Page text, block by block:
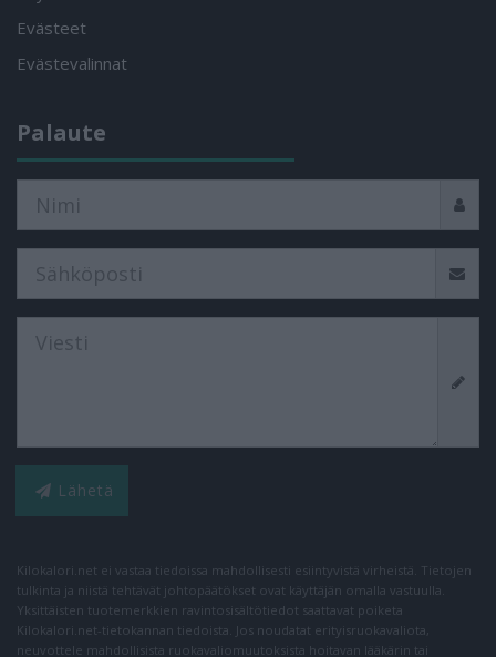
Evästeet
Evästevalinnat
Palaute
Lähetä
Kilokalori.net ei vastaa tiedoissa mahdollisesti esiintyvistä virheistä. Tietojen
tulkinta ja niistä tehtävät johtopäätökset ovat käyttäjän omalla vastuulla.
Yksittäisten tuotemerkkien ravintosisältötiedot saattavat poiketa
Kilokalori.net-tietokannan tiedoista. Jos noudatat erityisruokavaliota,
neuvottele mahdollisista ruokavaliomuutoksista hoitavan lääkärin tai